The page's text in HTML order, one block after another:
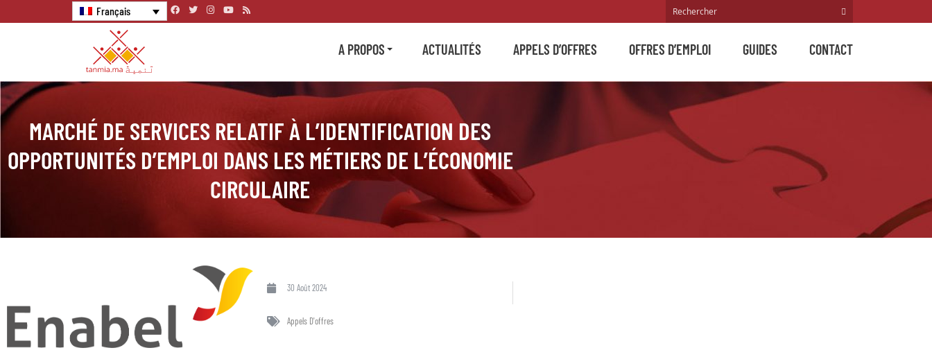
Français
A PROPOS ACTUALITÉS APPELS D’OFFRES OFFRES D’EMPLOI GUIDES CONTACT
MARCHÉ DE SERVICES RELATIF À L’IDENTIFICATION DES
OPPORTUNITÉS D’EMPLOI DANS LES MÉTIERS DE L’ÉCONOMIE
CIRCULAIRE
30 Août 2024
Appels D'offres